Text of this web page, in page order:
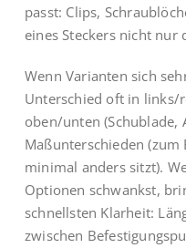
passt: Clips,
eines Steckers nicht nur
Wenn Varianten sich
Unterschied oft in links/
oben/unten (Schublade,
Maßunterschieden
minimal anders sitzt).
Optionen schwankst,
schnellsten Klarheit:
zwischen